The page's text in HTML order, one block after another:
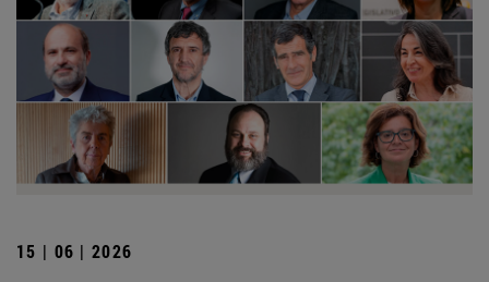
15 | 06 | 2026